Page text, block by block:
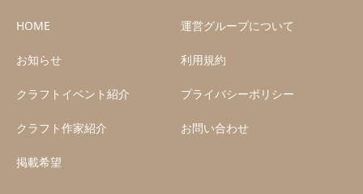
HOME
お知らせ
クラフトイベント紹介
クラフト作家紹介
掲載希望
運営グループについて
利用規約
プライバシーポリシー
お問い合わせ